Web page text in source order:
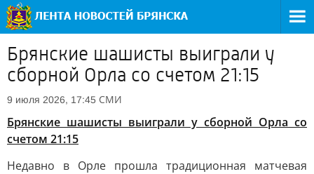
Брянские шашисты выиграли у
сборной Орла со счетом 21:15
9 июля 2026, 17:45 СМИ
Брянские шашисты выиграли у сборной Орла со
счетом 21:15
Недавно в Орле прошла традиционная матчевая